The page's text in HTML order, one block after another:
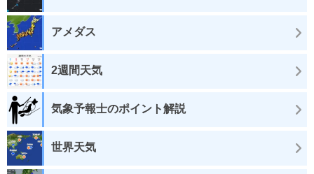
アメダス
2週間天気
気象予報士のポイント解説
世界天気